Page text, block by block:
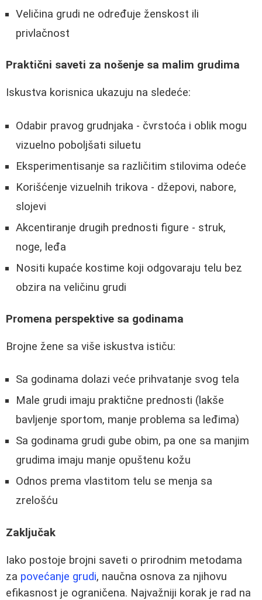
Veličina grudi ne određuje ženskost ili
privlačnost
Praktični saveti za nošenje sa malim grudima
Iskustva korisnica ukazuju na sledeće:
Odabir pravog grudnjaka - čvrstoća i oblik mogu
vizuelno poboljšati siluetu
Eksperimentisanje sa različitim stilovima odeće
Korišćenje vizuelnih trikova - džepovi, nabore,
slojevi
Akcentiranje drugih prednosti figure - struk,
noge, leđa
Nositi kupaće kostime koji odgovaraju telu bez
obzira na veličinu grudi
Promena perspektive sa godinama
Brojne žene sa više iskustva ističu:
Sa godinama dolazi veće prihvatanje svog tela
Male grudi imaju praktične prednosti (lakše
bavljenje sportom, manje problema sa leđima)
Sa godinama grudi gube obim, pa one sa manjim
grudima imaju manje opuštenu kožu
Odnos prema vlastitom telu se menja sa
zrelošću
Zaključak
Iako postoje brojni saveti o prirodnim metodama
za povećanje grudi, naučna osnova za njihovu
efikasnost je ograničena. Najvažniji korak je rad na